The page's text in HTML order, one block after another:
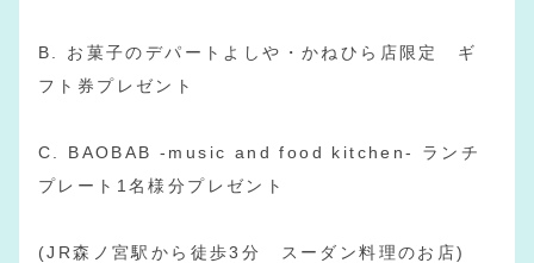
B. お菓子のデパートよしや・かねひら店限定 ギ
フト券プレゼント
C. BAOBAB -music and food kitchen- ランチ
プレート1名様分プレゼント
(JR森ノ宮駅から徒歩3分 スーダン料理のお店)